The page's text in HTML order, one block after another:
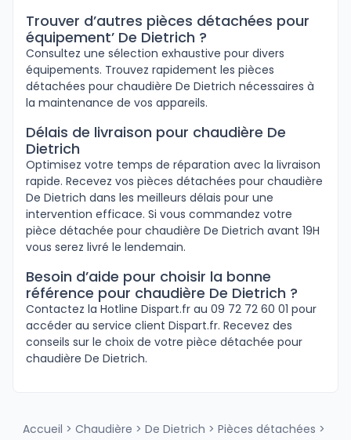
Trouver d’autres pièces détachées pour
équipement’ De Dietrich ?
Consultez une sélection exhaustive pour divers
équipements. Trouvez rapidement les pièces
détachées pour chaudière De Dietrich nécessaires à
la maintenance de vos appareils.
Délais de livraison pour chaudière De
Dietrich
Optimisez votre temps de réparation avec la livraison
rapide. Recevez vos pièces détachées pour chaudière
De Dietrich dans les meilleurs délais pour une
intervention efficace. Si vous commandez votre
pièce détachée pour chaudière De Dietrich avant 19H
vous serez livré le lendemain.
Besoin d’aide pour choisir la bonne
référence pour chaudière De Dietrich ?
Contactez la Hotline Dispart.fr au 09 72 72 60 01 pour
accéder au service client Dispart.fr. Recevez des
conseils sur le choix de votre pièce détachée pour
chaudière De Dietrich.
Accueil > Chaudière > De Dietrich > Pièces détachées >